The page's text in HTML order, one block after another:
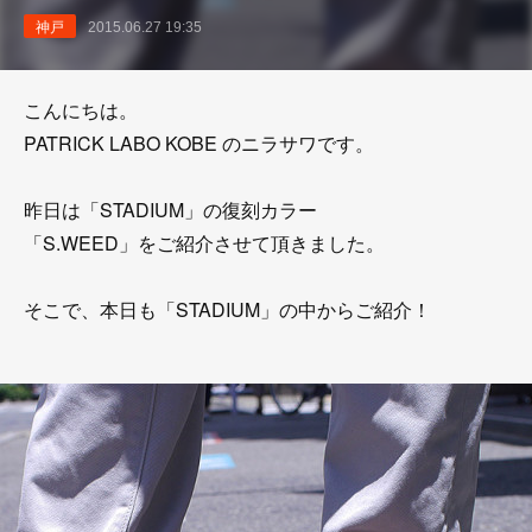
神戸 2015.06.27 19:35
こんにちは。
PATRICK LABO KOBE のニラサワです。
昨日は「STADIUM」の復刻カラー
「S.WEED」をご紹介させて頂きました。
そこで、本日も「STADIUM」の中からご紹介！